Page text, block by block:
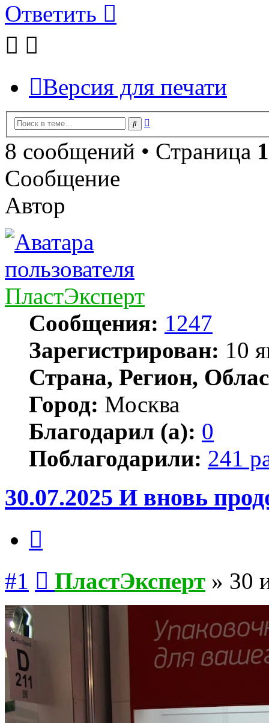
Ответить
Версия для печати
Поиск
8 сообщений • Страница 1
Сообщение
Автор
ПластЭксперт
Сообщения: 1247
Зарегистрирован: 10
Страна, Регион,
Город: Москва
Благодарил (а): 0
Поблагодарили: 241
30.07.2025 И вновь
#1 ПластЭксперт » 30